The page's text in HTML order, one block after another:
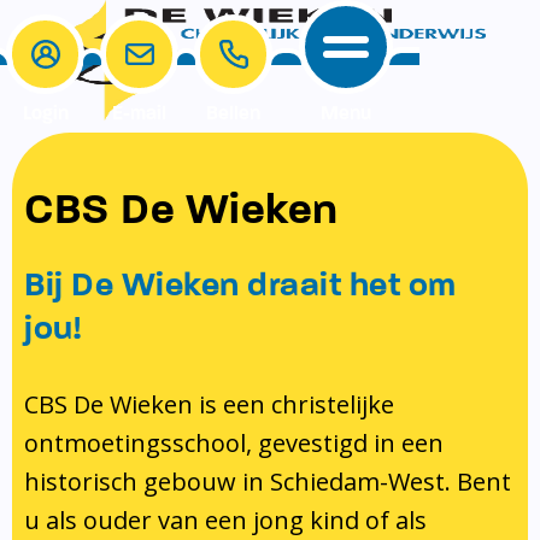
School
School
Onze visie rondom christelijke
identiteit
Pedagogisch klimaat en veiligheid
Bibliotheek
Ondersteuning
Ouders
MR & GMR
Aanmelden nieuwe leerling
Verlof aanvragen
Bibliotheek op school
Te weinig geld?
Contact
E-mail
CBS De Wieken
Bij De Wieken draait het om
jou!
CBS De Wieken is een christelijke
ontmoetingsschool, gevestigd in een
historisch gebouw in Schiedam-West. Bent
u als ouder van een jong kind of als